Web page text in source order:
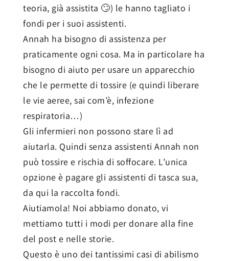
teoria, già assistita 🙄) le hanno tagliato i
fondi per i suoi assistenti.
Annah ha bisogno di assistenza per
praticamente ogni cosa. Ma in particolare ha
bisogno di aiuto per usare un apparecchio
che le permette di tossire (e quindi liberare
le vie aeree, sai com’è, infezione
respiratoria…)
Gli infermieri non possono stare lì ad
aiutarla. Quindi senza assistenti Annah non
può tossire e rischia di soffocare. L’unica
opzione è pagare gli assistenti di tasca sua,
da qui la raccolta fondi.
Aiutiamola! Noi abbiamo donato, vi
mettiamo tutti i modi per donare alla fine
del post e nelle storie.
Questo è uno dei tantissimi casi di abilismo